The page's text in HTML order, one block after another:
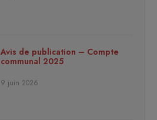
Avis de publication – Compte
communal 2025
9 juin 2026